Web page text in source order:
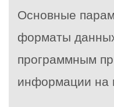
Основные
форматы
программным
информации на